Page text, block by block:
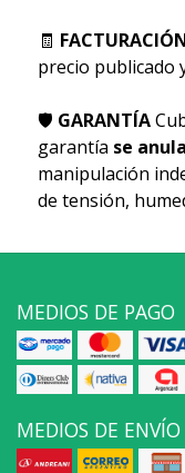
🧾
precio publicado
🛡 GARANTÍA
garantía se anula
manipulación
de tensión,
MEDIOS DE PAGO
MEDIOS DE ENVÍO